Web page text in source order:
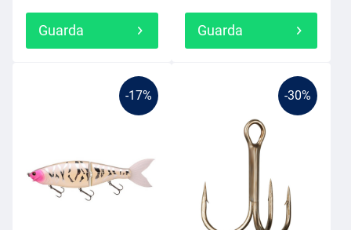
Guarda Guarda
-17% -30%